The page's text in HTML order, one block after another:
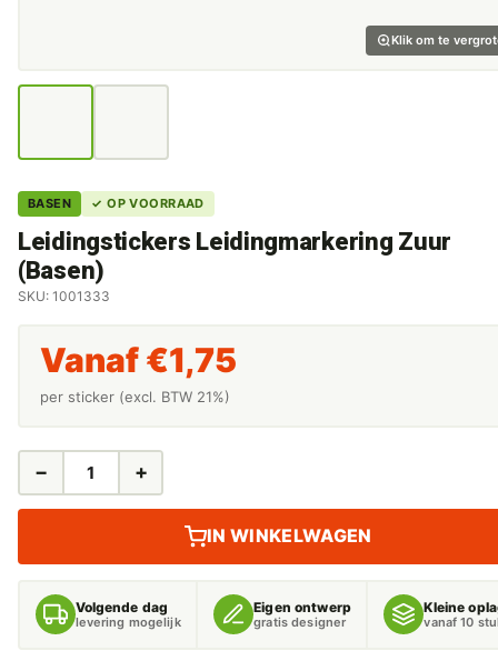
Klik om te
BASEN ✓ OP VOORRAAD
Leidingstickers Leidingmarkering Zuur
(Basen)
SKU: 1001333
Vanaf €1,75
per sticker (excl. BTW 21%)
LEIDINGSTICKERS
− +
IN WINKELWAGEN
Volgende dag
levering mogelijk
Eigen ontwerp
gratis designer
Kleine
vanaf 10